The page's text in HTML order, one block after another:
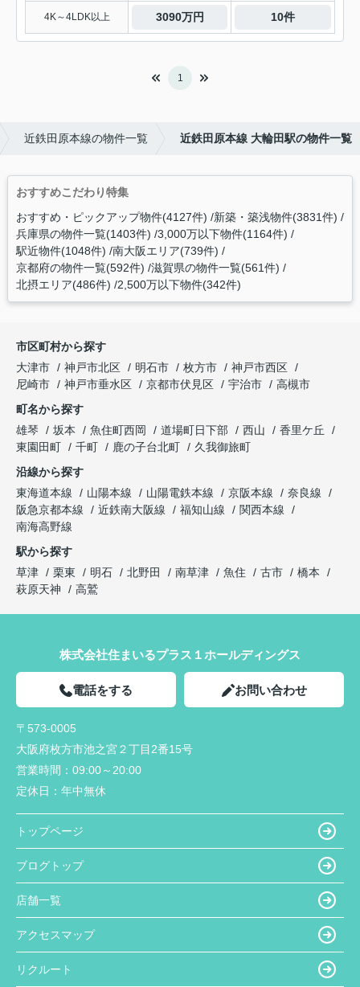
4K～4LDK以上 3090万円 10件
1
近鉄田原本線の物件一覧 近鉄田原本線 大輪田駅の物件一覧
おすすめこだわり特集
おすすめ・ピックアップ物件(4127件) 新築・築浅物件(3831件)
兵庫県の物件一覧(1403件) 3,000万以下物件(1164件)
駅近物件(1048件) 南大阪エリア(739件)
京都府の物件一覧(592件) 滋賀県の物件一覧(561件)
北摂エリア(486件) 2,500万以下物件(342件)
市区町村から探す
大津市
神戸市北区 明石市 枚方市
神戸市西区
尼崎市
神戸市垂水区 京都市伏見区 宇治市
高槻市
町名から探す
雄琴
坂本 魚住町西岡 道場町日下部 西山
香里ケ丘
東園田町
千町 鹿の子台北町
久我御旅町
沿線から探す
東海道本線
山陽本線 山陽電鉄本線 京阪本線
奈良線
阪急京都本線
近鉄南大阪線 福知山線
関西本線
南海高野線
駅から探す
草津
栗東 明石 北野田 南草津 魚住 古市
橋本
萩原天神
高鷲
株式会社住まいるプラス１ホールディングス
電話をする お問い合わせ
〒573-0005
大阪府枚方市池之宮２丁目2番15号
営業時間： 09:00～20:00
定休日： 年中無休
トップページ
ブログトップ
店舗一覧
アクセスマップ
リクルート